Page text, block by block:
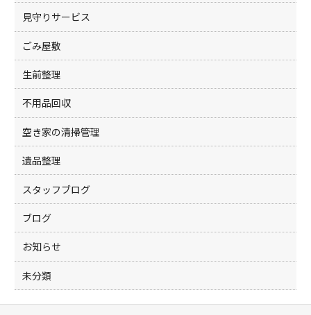
見守りサービス
ごみ屋敷
生前整理
不用品回収
空き家の清掃管理
遺品整理
スタッフブログ
ブログ
お知らせ
未分類